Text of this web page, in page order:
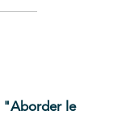
"Aborder le